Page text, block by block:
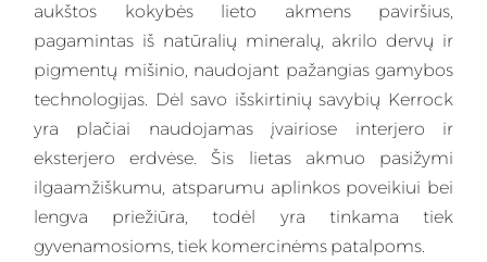
aukštos kokybės lieto akmens paviršius,
pagamintas iš natūralių mineralų, akrilo dervų ir
pigmentų mišinio, naudojant pažangias gamybos
technologijas. Dėl savo išskirtinių savybių Kerrock
yra plačiai naudojamas įvairiose interjero ir
eksterjero erdvėse. Šis lietas akmuo pasižymi
ilgaamžiškumu, atsparumu aplinkos poveikiui bei
lengva priežiūra, todėl yra tinkama tiek
gyvenamosioms, tiek komercinėms patalpoms.